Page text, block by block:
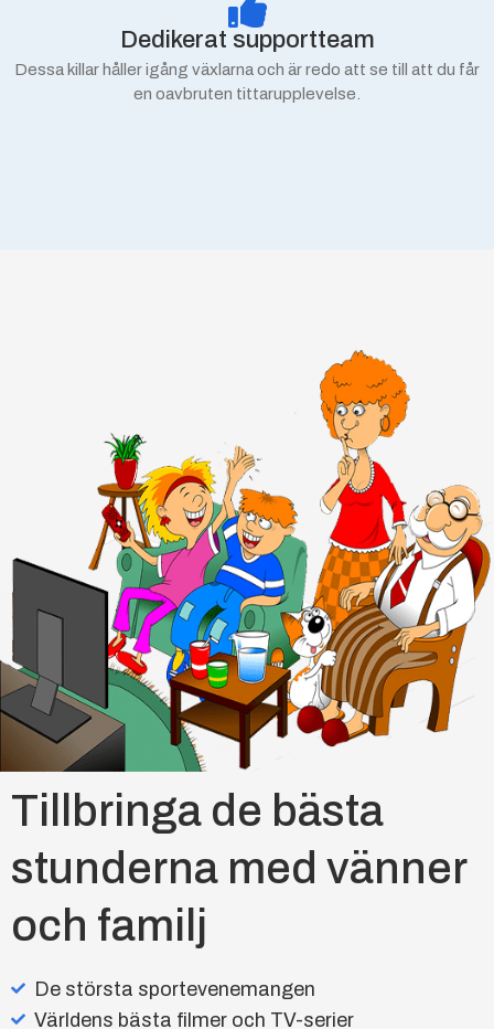
Dedikerat supportteam
Dessa killar håller igång växlarna och är redo att se till att du får
en oavbruten tittarupplevelse.
Tillbringa de bästa
stunderna med vänner
och familj
De största sportevenemangen
Världens bästa filmer och TV-serier